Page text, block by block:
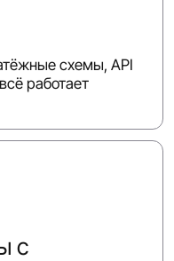
схемы, API
работает
с